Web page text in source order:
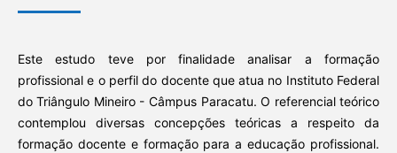
Este estudo teve por finalidade analisar a formação
profissional e o perfil do docente que atua no Instituto Federal
do Triângulo Mineiro - Câmpus Paracatu. O referencial teórico
contemplou diversas concepções teóricas a respeito da
formação docente e formação para a educação profissional.